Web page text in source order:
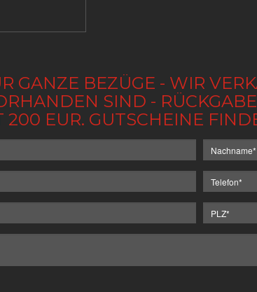
GANZE BEZÜGE - WIR
SIND -
EUR. GUTSCHEINE